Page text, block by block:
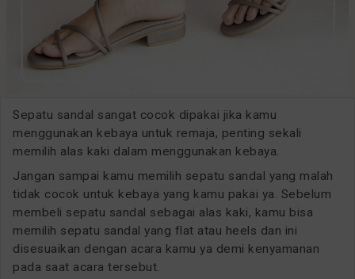
Sepatu sandal sangat cocok dipakai jika kamu
menggunakan kebaya untuk remaja, penting sekali
memilih alas kaki dalam menggunakan kebaya.
Jangan sampai kamu memilih sepatu sandal yang malah
tidak cocok untuk kebaya yang kamu pakai ya. Sebelum
membeli sepatu sandal sebagai alas kaki, kamu bisa
memilih sepatu sandal yang flat atau heels dan ini
disesuaikan dengan acara kamu ya demi kenyamanan
pada saat acara tersebut.